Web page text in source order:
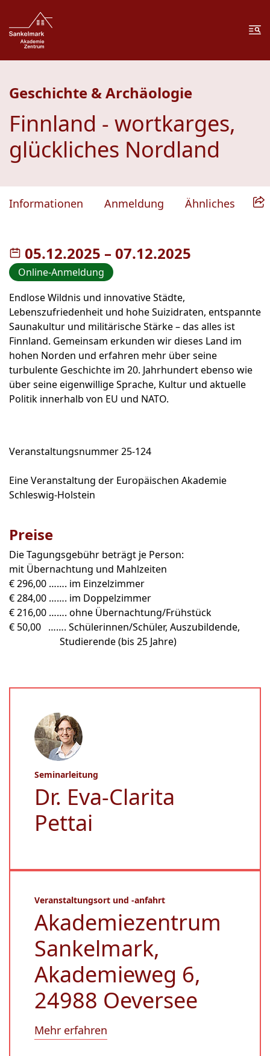
Zum Inhalt springen
Zur Fußzeile springen
Geschichte & Archäologie
Finnland - wortkarges,
glückliches Nordland
Informationen Anmeldung Ähnliches
05.12.2025 – bis
07.12.2025
Online-Anmeldung
Endlose Wildnis und innovative Städte,
Lebenszufriedenheit und hohe Suizidraten, entspannte
Saunakultur und militärische Stärke – das alles ist
Finnland. Gemeinsam erkunden wir dieses Land im
hohen Norden und erfahren mehr über seine
turbulente Geschichte im 20. Jahrhundert ebenso wie
über seine eigenwillige Sprache, Kultur und aktuelle
Politik innerhalb von EU und NATO.
Veranstaltungsnummer 25-124
Eine Veranstaltung der Europäischen Akademie
Schleswig-Holstein
Preise
Die Tagungsgebühr beträgt je Person:
mit Übernachtung und Mahlzeiten
€ 296,00 ……. im Einzelzimmer
€ 284,00 ……. im Doppelzimmer
€ 216,00 ……. ohne Übernachtung/Frühstück
€ 50,00 ……. Schülerinnen/Schüler, Auszubildende,
Studierende (bis 25 Jahre)
Seminarleitung
Dr. Eva-Clarita
Pettai
Veranstaltungsort und -anfahrt
Akademiezentrum
Sankelmark,
Akademieweg 6,
24988 Oeversee
Mehr erfahren